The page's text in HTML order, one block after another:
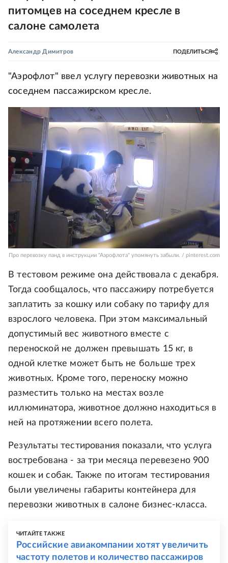
питомцев на соседнем кресле в
салоне самолета
Александр Димитров ПОДЕЛИТЬСЯ
"Аэрофлот" ввел услугу перевозки животных на
соседнем пассажирском кресле.
Про перевозку панд в инструкции "Аэрофлота" упомянуть забыли. / pinterest.com
В тестовом режиме она действовала с декабря.
Тогда сообщалось, что пассажиру потребуется
заплатить за кошку или собаку по тарифу для
взрослого человека. При этом максимальный
допустимый вес животного вместе с
переноской не должен превышать 15 кг, в
одной клетке может быть не больше трех
животных. Кроме того, переноску можно
разместить только на местах возле
иллюминатора, животное должно находиться в
ней на протяжении всего полета.
Результаты тестирования показали, что услуга
востребована - за три месяца перевезено 900
кошек и собак. Также по итогам тестирования
были увеличены габариты контейнера для
перевозки животных в салоне бизнес-класса.
ЧИТАЙТЕ ТАКЖЕ
Российские авиакомпании хотят увеличить
частоту полетов и количество пассажиров